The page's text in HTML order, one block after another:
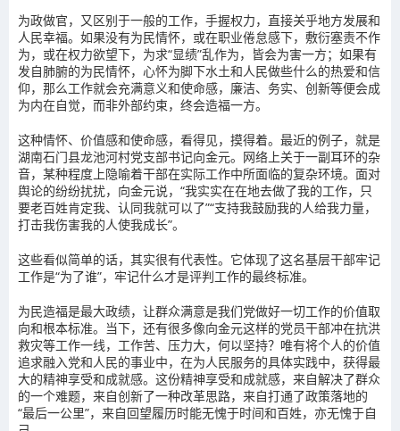
为政做官，又区别于一般的工作，手握权力，直接关乎地方发展和
人民幸福。如果没有为民情怀，或在职业倦怠感下，敷衍塞责不作
为，或在权力欲望下，为求“显绩”乱作为，皆会为害一方；如果有
发自肺腑的为民情怀，心怀为脚下水土和人民做些什么的热爱和信
仰，那么工作就会充满意义和使命感，廉洁、务实、创新等便会成
为内在自觉，而非外部约束，终会造福一方。
这种情怀、价值感和使命感，看得见，摸得着。最近的例子，就是
湖南石门县龙池河村党支部书记向金元。网络上关于一副耳环的杂
音，某种程度上隐喻着干部在实际工作中所面临的复杂环境。面对
舆论的纷纷扰扰，向金元说，“我实实在在地去做了我的工作，只
要老百姓肯定我、认同我就可以了”“支持我鼓励我的人给我力量，
打击我伤害我的人使我成长”。
这些看似简单的话，其实很有代表性。它体现了这名基层干部牢记
工作是“为了谁”，牢记什么才是评判工作的最终标准。
为民造福是最大政绩，让群众满意是我们党做好一切工作的价值取
向和根本标准。当下，还有很多像向金元这样的党员干部冲在抗洪
救灾等工作一线，工作苦、压力大，何以坚持？唯有将个人的价值
追求融入党和人民的事业中，在为人民服务的具体实践中，获得最
大的精神享受和成就感。这份精神享受和成就感，来自解决了群众
的一个难题，来自创新了一种改革思路，来自打通了政策落地的
“最后一公里”，来自回望履历时能无愧于时间和百姓，亦无愧于自